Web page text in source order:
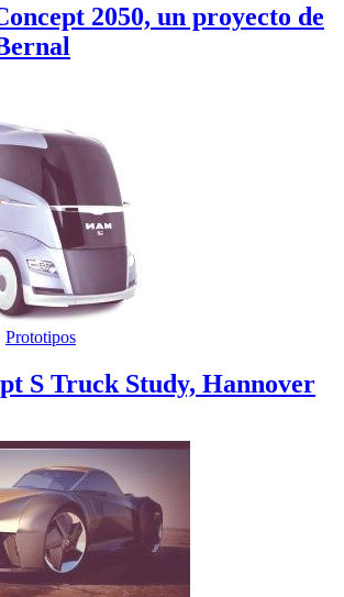
2050, un proyecto de
Prototipos
S Truck Study, Hannover